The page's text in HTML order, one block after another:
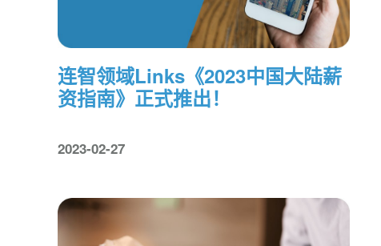
连智领域Links《2023中国大陆薪
资指南》正式推出！
2023-02-27